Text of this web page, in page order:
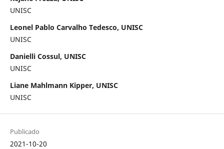
UNISC
Leonel Pablo Carvalho Tedesco, UNISC
UNISC
Danielli Cossul, UNISC
UNISC
Liane Mahlmann Kipper, UNISC
UNISC
Publicado
2021-10-20